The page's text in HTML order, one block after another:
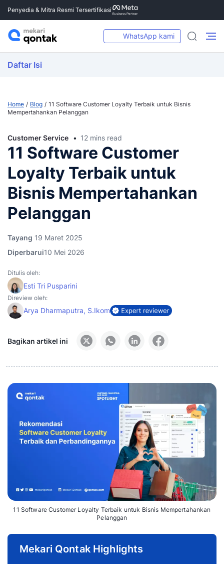
Penyedia & Mitra Resmi Tersertifikasi
WhatsApp kami
Daftar Isi
Home Blog
11 Software Customer Loyalty Terbaik untuk Bisnis
Mempertahankan Pelanggan
Customer Service 12 mins read
11 Software Customer
Loyalty Terbaik untuk
Bisnis Mempertahankan
Pelanggan
Tayang 19 Maret 2025
Diperbarui10 Mei 2026
Ditulis oleh:
Esti Tri Pusparini
Direview oleh:
Arya Dharmaputra, S.Ikom
Bagikan artikel ini
11 Software Customer Loyalty Terbaik untuk Bisnis Mempertahankan
Pelanggan
Mekari Qontak Highlights